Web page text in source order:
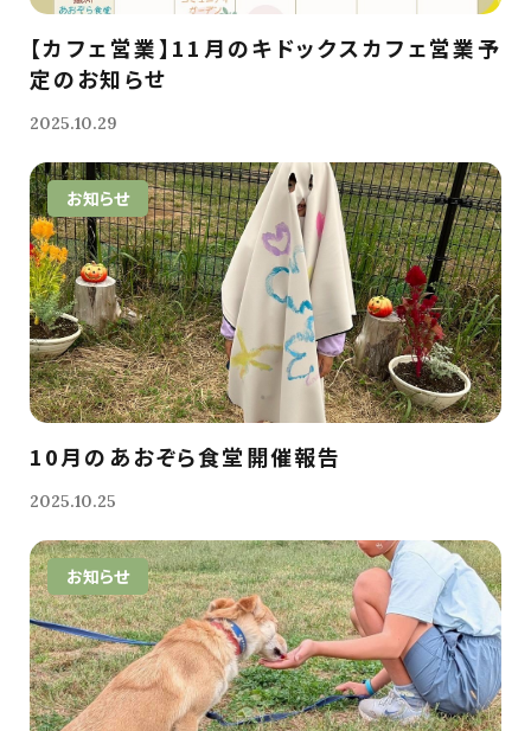
【カフェ営業】11月のキドックスカフェ営業予
定のお知らせ
2025.10.29
お知らせ
10月のあおぞら食堂開催報告
2025.10.25
お知らせ